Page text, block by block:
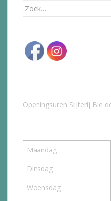
Zoek
Openingsuren Slijterij Bie
Maandag
Dinsdag
Woensdag